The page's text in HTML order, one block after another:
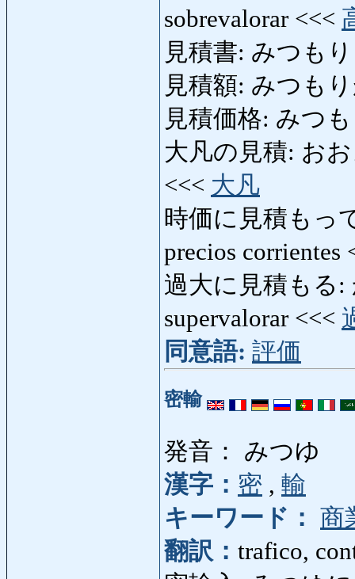
sobrevalorar <<<
見積書: みつも
見積額: みつも
見積価格: みつ
大凡の見積: お
<<< 大凡
時価に見積もっ
precios corrientes
過大に見積もる:
supervalorar <<<
同意語: 評価
密輸
発音： みつゆ
漢字： 密 , 輸
キーワード： 商
翻訳： trafico,